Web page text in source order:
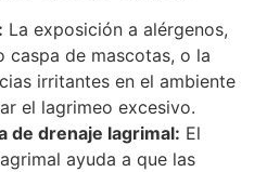
La exposición a alérgenos,
caspa de mascotas, o la
irritantes en el ambiente
el lagrimeo excesivo.
de drenaje lagrimal: El
ayuda a que las